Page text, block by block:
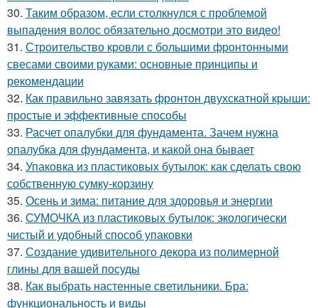
30. Таким образом, если столкнулся с проблемой
выпадения волос обязательно досмотри это видео!
31. Строительство кровли с большими фронтонными
свесами своими руками: основные принципы и
рекомендации
32. Как правильно завязать фронтон двухскатной крыши:
простые и эффективные способы
33. Расчет опалубки для фундамента. Зачем нужна
опалубка для фундамента, и какой она бывает
34. Упаковка из пластиковых бутылок: как сделать свою
собственную сумку-корзину
35. Осень и зима: питание для здоровья и энергии
36. СУМОЧКА из пластиковых бутылок: экологически
чистый и удобный способ упаковки
37. Создание удивительного декора из полимерной
глины для вашей посуды
38. Как выбрать настенные светильники. Бра:
функциональность и виды